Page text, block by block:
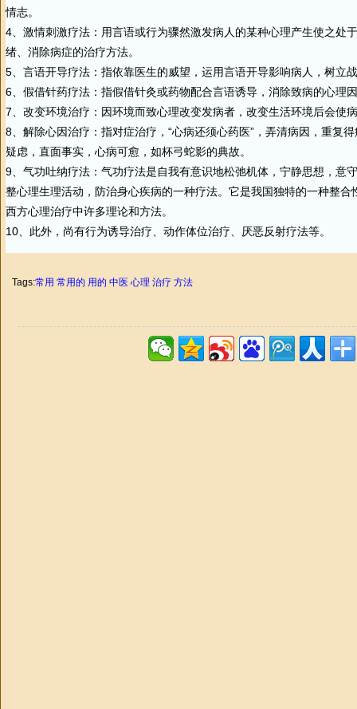
情志。
4、激情刺激疗法：用言语或行为骤然激发病人的某种心理产生使之处
绪、消除病症的治疗方法。
5、言语开导疗法：指依靠医生的威望，运用言语开导影响病人，树立
6、假借针药疗法：指假借针灸或药物配合言语诱导，消除致病的心理
7、改变环境治疗 ：因环境而致心理改变发病者，改变生活环境后会使
8、解除心因治疗 ：指对症治疗，“心病还须心药医”，弄清病因，重复
疑虑，直面事实，心病可愈，如杯弓蛇影的典故。
9、气功吐纳疗法：气功疗法是自我有意识地松弛机体，宁静思想，意
整心理生理活动，防治身心疾病的一种疗法。它是我国独特的一种整合
西方心理治疗中许多理论和方法。
10、此外，尚有行为诱导治疗、动作体位治疗、厌恶反射疗法等。
Tags:常用 常用的 用的 中医 心理 治疗 方法